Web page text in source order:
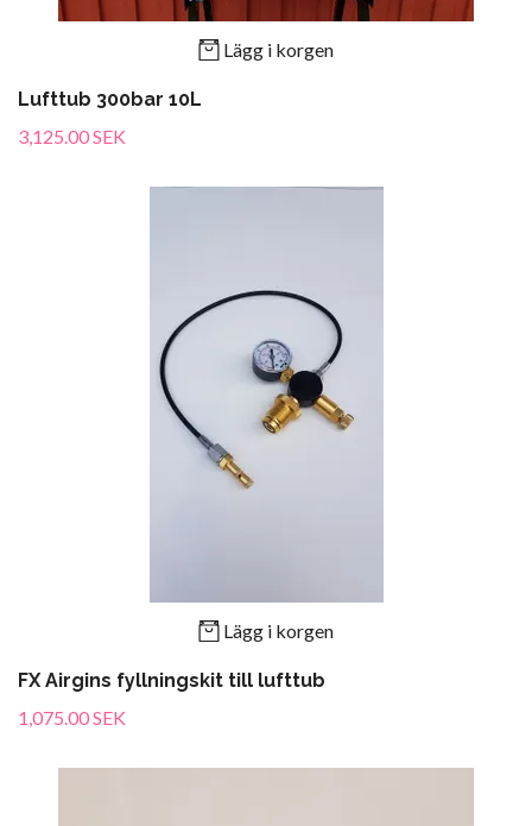
Lägg i korgen
Lufttub 300bar 10L
3,125.00 SEK
Lägg i korgen
FX Airgins fyllningskit till lufttub
1,075.00 SEK